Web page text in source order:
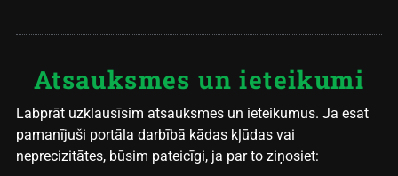
Atsauksmes un ieteikumi
Labprāt uzklausīsim atsauksmes un ieteikumus. Ja esat
pamanījuši portāla darbībā kādas kļūdas vai
neprecizitātes, būsim pateicīgi, ja par to ziņosiet: